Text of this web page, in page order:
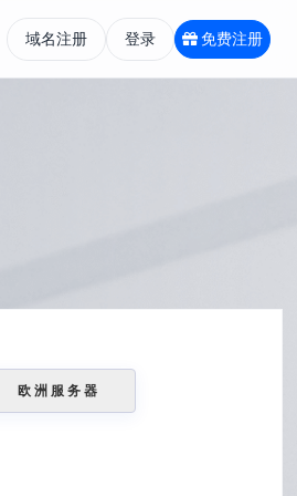
域名注册 登录 免费注册
欧 洲 服 务 器